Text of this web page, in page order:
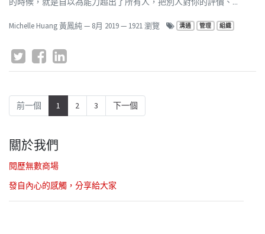
Michelle Huang 黃鳳純— 8月 2019— 1921 瀏覽 溝通 管理 組織
前一個 1 2 3 下一個
關於我們
閱歷無數商場
發自內心的感觸，分享給大家